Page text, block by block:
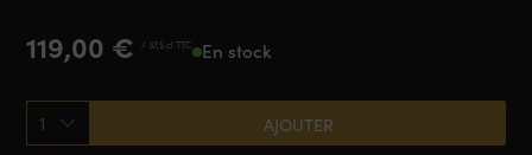
119,00 € / 37,5 cl TTC En stock
1 AJOUTER